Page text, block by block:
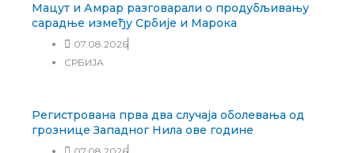
Мацут и Амрар разговарали о продубљивању
сарадње између Србије и Марока
07.08.2026
СРБИЈА
Регистрована прва два случаја оболевања од
грознице Западног Нила ове године